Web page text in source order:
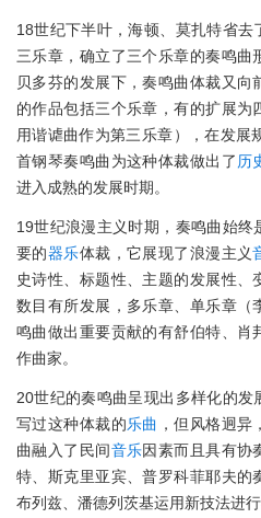
18世纪下半叶，海顿、莫扎特省
三乐章，确立了三个乐章的奏鸣
贝多芬的发展下，奏鸣曲体裁又
的作品包括三个乐章，有的扩展为
用谐谑曲作为第三乐章），在发展
首钢琴奏鸣曲为这种体裁做出了 历
进入成熟的发展时期。
19世纪浪漫主义时期，奏鸣曲始终
要的器乐体裁，它展现了浪漫主义
史诗性、标题性、主题的发展性、
数目有所发展，多乐章、单乐章（
鸣曲做出重要贡献的有舒伯特、肖
作曲家。
20世纪的奏鸣曲呈现出多样化的
写过这种体裁的乐曲 ，但风格迥
曲融入了民间音乐因素而且具有协
特、斯克里亚宾、普罗科菲耶夫的
布列兹、潘德列茨基运用新技法进行